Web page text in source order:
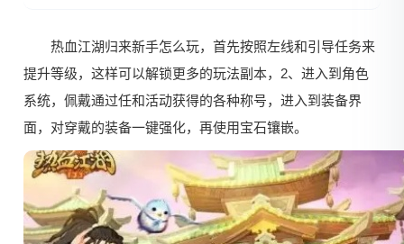
热血江湖归来新手怎么玩，首先按照左线和引导任务来
提升等级，这样可以解锁更多的玩法副本，2、进入到角色
系统，佩戴通过任和活动获得的各种称号，进入到装备界
面，对穿戴的装备一键强化，再使用宝石镶嵌。